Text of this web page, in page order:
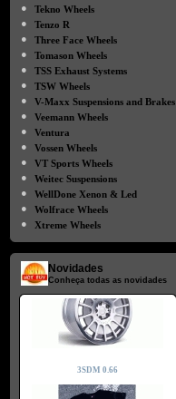
●
Tekno Wheels
●
Tenzo R
●
Three Face Wheels
●
Tomason Wheels
●
TSS Exhaust Systems
●
TSW Wheels
●
V-Maxx Suspensions and Brakes
●
Veemann Wheels
●
Ventura
●
Vossen Wheels
●
VT Sports Wheels
●
Weitec Suspensions
●
WellDone Xenon & Led
●
Wolfrace Wheels
●
Xtreme Wheels
Novidades
Conheça todas as novidades